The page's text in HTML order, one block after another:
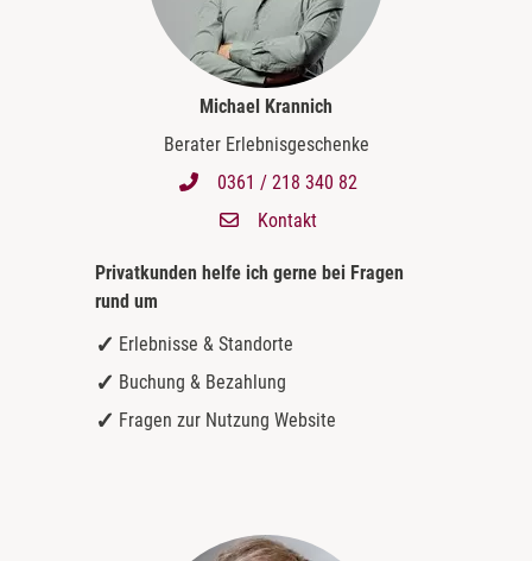
Michael Krannich
Berater Erlebnisgeschenke
0361 / 218 340 82
Kontakt
Privatkunden helfe ich gerne bei Fragen
rund um
Erlebnisse & Standorte
Buchung & Bezahlung
Fragen zur Nutzung Website